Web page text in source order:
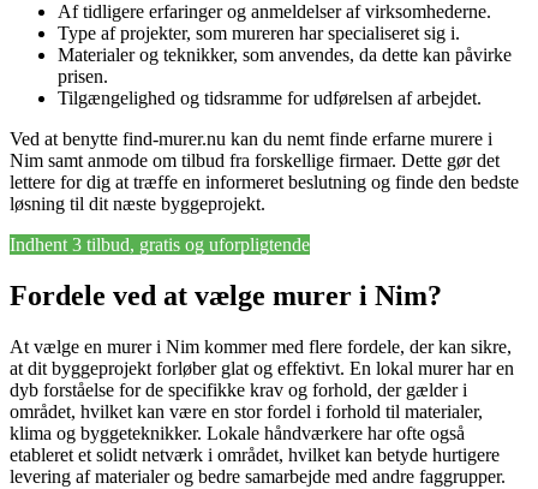
Af tidligere erfaringer og anmeldelser af virksomhederne.
Type af projekter, som mureren har specialiseret sig i.
Materialer og teknikker, som anvendes, da dette kan påvirke
prisen.
Tilgængelighed og tidsramme for udførelsen af arbejdet.
Ved at benytte find-murer.nu kan du nemt finde erfarne murere i
Nim samt anmode om tilbud fra forskellige firmaer. Dette gør det
lettere for dig at træffe en informeret beslutning og finde den bedste
løsning til dit næste byggeprojekt.
Indhent 3 tilbud, gratis og uforpligtende
Fordele ved at vælge murer i Nim?
At vælge en murer i Nim kommer med flere fordele, der kan sikre,
at dit byggeprojekt forløber glat og effektivt. En lokal murer har en
dyb forståelse for de specifikke krav og forhold, der gælder i
området, hvilket kan være en stor fordel i forhold til materialer,
klima og byggeteknikker. Lokale håndværkere har ofte også
etableret et solidt netværk i området, hvilket kan betyde hurtigere
levering af materialer og bedre samarbejde med andre faggrupper.